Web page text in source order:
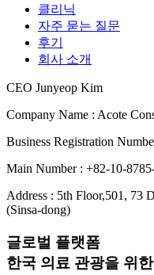
클리닉
자주 묻는 질문
후기
회사 소개
CEO Junyeop Kim
Company Name : Acote
Business Registration
Main Number : +82-10-
Address : 5th Floor,501, 73
(Sinsa-dong)
글로벌 플랫폼
한국 의료 관광을 위한